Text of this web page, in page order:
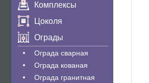
Комплексы
Цоколя
Ограды
Ограда сварная
Ограда кованая
Ограда гранитная